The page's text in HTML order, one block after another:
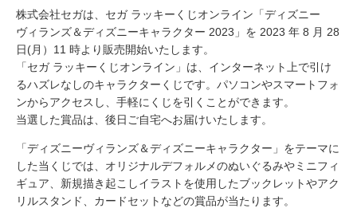
株式会社セガは、セガ ラッキーくじオンライン「ディズニー
ヴィランズ＆ディズニーキャラクター 2023」を 2023 年 8 月 28
日(月）11 時より販売開始いたします。
「セガ ラッキーくじオンライン」は、インターネット上で引け
るハズレなしのキャラクターくじです。パソコンやスマートフォ
ンからアクセスし、手軽にくじを引くことができます。
当選した賞品は、後日ご自宅へお届けいたします。
「ディズニーヴィランズ＆ディズニーキャラクター」をテーマに
した当くじでは、オリジナルデフォルメのぬいぐるみやミニフィ
ギュア、新規描き起こしイラストを使用したブックレットやアク
リルスタンド、カードセットなどの賞品が当たります。